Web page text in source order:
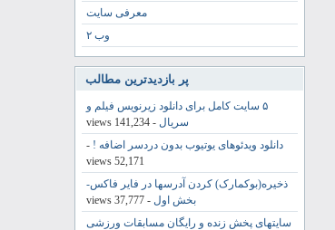
معرفی سایت
وب ۲
پر بازدیدترین مطالب
۵ سایت کامل برای دانلود زیرنویس فیلم و
سریال - 141,234 views
دانلود ویدئوهای یوتیوب بدون دردسر اضافه ! -
52,171 views
ذخیره(بوکمارک) کردن آدرسها در فایر فاکس-
بخش اول - 37,777 views
سایتهای پخش زنده و رایگان مسابقات ورزشی